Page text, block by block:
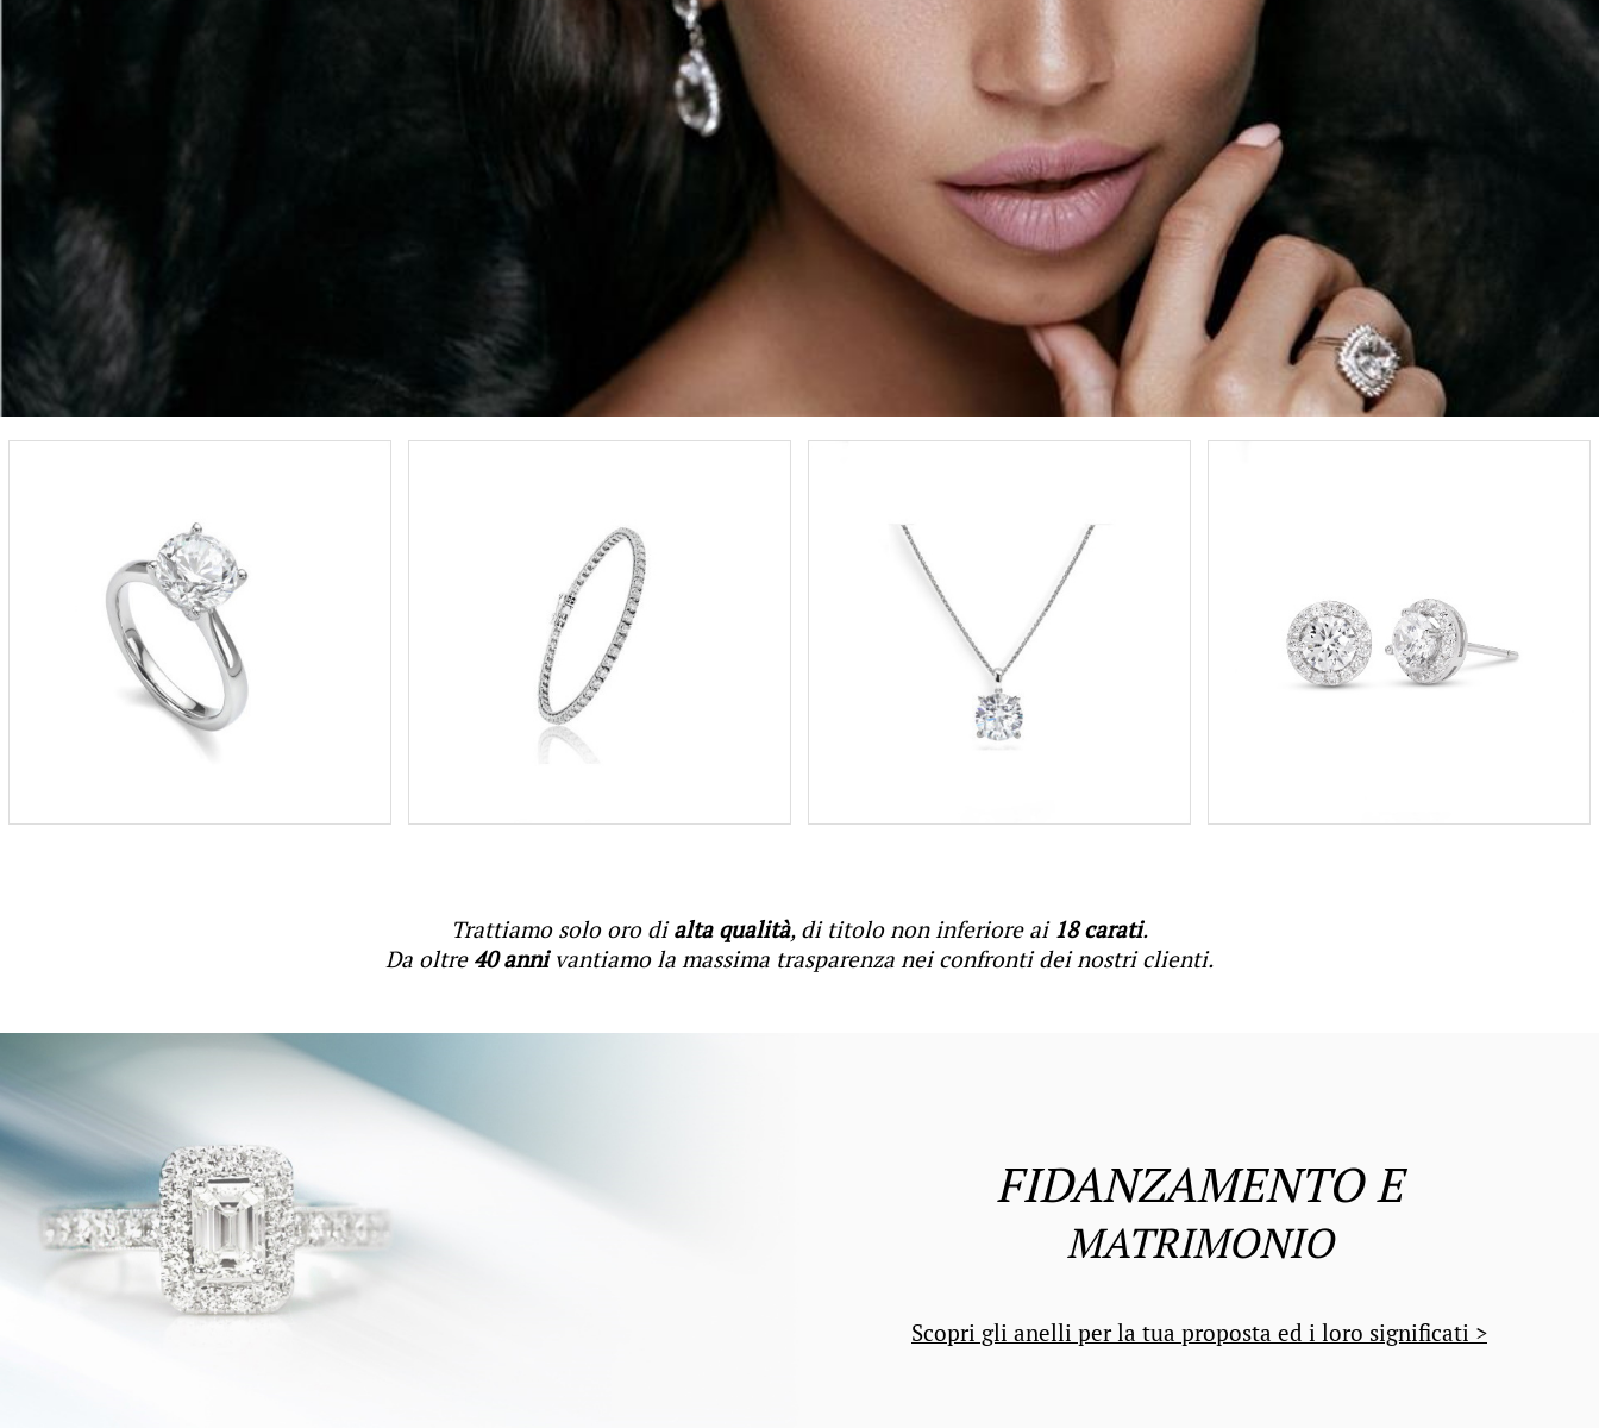
Trattiamo solo oro dialta qualità, di titolo non inferiore ai 18 carati.
Da oltre 40 annivantiamo la massima trasparenza nei confronti dei nostri clienti.
FIDANZAMENTOE
MATRIMONIO
Scopri gli anelli per la tua proposta ed i loro significati >